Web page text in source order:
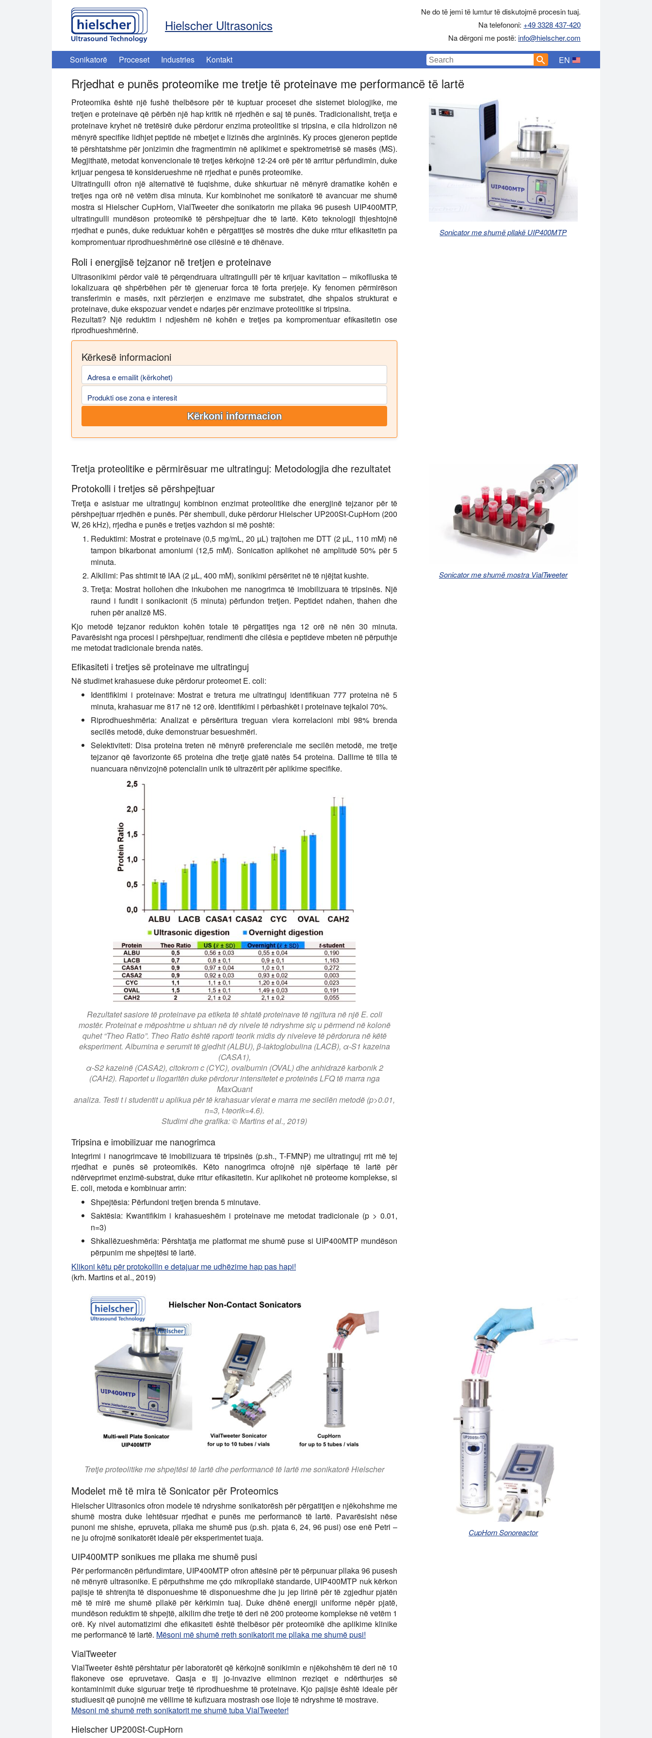
Hielscher Ultrasonics
Ne do të jemi të lumtur të diskutojmë procesin tuaj.
Na telefononi: +49 3328 437-420
Na dërgoni me postë: info@hielscher.com
Sonikatorë Proceset Industries Kontakt EN
Rrjedhat e punës proteomike me tretje të proteinave me performancë të lartë
Proteomika është një fushë thelbësore për të kuptuar proceset dhe sistemet biologjike, me
tretjen e proteinave që përbën një hap kritik në rrjedhën e saj të punës. Tradicionalisht, tretja e
proteinave kryhet në tretësirë duke përdorur enzima proteolitike si tripsina, e cila hidrolizon në
mënyrë specifike lidhjet peptide në mbetjet e lizinës dhe argininës. Ky proces gjeneron peptide
të përshtatshme për jonizimin dhe fragmentimin në aplikimet e spektrometrisë së masës (MS).
Megjithatë, metodat konvencionale të tretjes kërkojnë 12-24 orë për të arritur përfundimin, duke
krijuar pengesa të konsiderueshme në rrjedhat e punës proteomike.
Ultratingulli ofron një alternativë të fuqishme, duke shkurtuar në mënyrë dramatike kohën e
tretjes nga orë në vetëm disa minuta. Kur kombinohet me sonikatorë të avancuar me shumë
mostra si Hielscher CupHorn, VialTweeter dhe sonikatorin me pllaka 96 pusesh UIP400MTP,
ultratingulli mundëson proteomikë të përshpejtuar dhe të lartë. Këto teknologji thjeshtojnë
rrjedhat e punës, duke reduktuar kohën e përgatitjes së mostrës dhe duke rritur efikasitetin pa
kompromentuar riprodhueshmërinë ose cilësinë e të dhënave.
Roli i energjisë tejzanor në tretjen e proteinave
Ultrasonikimi përdor valë të përqendruara ultratingulli për të krijuar kavitation – mikoflluska të
lokalizuara që shpërbëhen për të gjeneruar forca të forta prerjeje. Ky fenomen përmirëson
transferimin e masës, nxit përzierjen e enzimave me substratet, dhe shpalos strukturat e
proteinave, duke ekspozuar vendet e ndarjes për enzimave proteolitike si tripsina.
Rezultati? Një reduktim i ndjeshëm në kohën e tretjes pa kompromentuar efikasitetin ose
riprodhueshmërinë.
Kërkesë informacioni
Adresa e emailit (kërkohet)
Produkti ose zona e interesit
Kërkoni informacion
Sonicator me shumë pllakë UIP400MTP
Tretja proteolitike e përmirësuar me ultratinguj: Metodologjia dhe rezultatet
Protokolli i tretjes së përshpejtuar
Tretja e asistuar me ultratinguj kombinon enzimat proteolitike dhe energjinë tejzanor për të
përshpejtuar rrjedhën e punës. Për shembull, duke përdorur Hielscher UP200St-CupHorn (200
W, 26 kHz), rrjedha e punës e tretjes vazhdon si më poshtë:
Reduktimi: Mostrat e proteinave (0,5 mg/mL, 20 µL) trajtohen me DTT (2 µL, 110 mM) në
tampon bikarbonat amoniumi (12,5 mM). Sonication aplikohet në amplitudë 50% për 5
minuta.
Alkilimi: Pas shtimit të IAA (2 µL, 400 mM), sonikimi përsëritet në të njëjtat kushte.
Tretja: Mostrat hollohen dhe inkubohen me nanogrimca të imobilizuara të tripsinës. Një
raund i fundit i sonikacionit (5 minuta) përfundon tretjen. Peptidet ndahen, thahen dhe
ruhen për analizë MS.
Kjo metodë tejzanor redukton kohën totale të përgatitjes nga 12 orë në nën 30 minuta.
Pavarësisht nga procesi i përshpejtuar, rendimenti dhe cilësia e peptideve mbeten në përputhje
me metodat tradicionale brenda natës.
Efikasiteti i tretjes së proteinave me ultratinguj
Në studimet krahasuese duke përdorur proteomet E. coli:
Identifikimi i proteinave: Mostrat e tretura me ultratinguj identifikuan 777 proteina në 5
minuta, krahasuar me 817 në 12 orë. Identifikimi i përbashkët i proteinave tejkaloi 70%.
Riprodhueshmëria: Analizat e përsëritura treguan vlera korrelacioni mbi 98% brenda
secilës metodë, duke demonstruar besueshmëri.
Selektiviteti: Disa proteina treten në mënyrë preferenciale me secilën metodë, me tretje
tejzanor që favorizonte 65 proteina dhe tretje gjatë natës 54 proteina. Dallime të tilla të
nuancuara nënvizojnë potencialin unik të ultrazërit për aplikime specifike.
Rezultatet sasiore të proteinave pa etiketa të shtatë proteinave të ngjitura në një E. coli
mostër. Proteinat e mëposhtme u shtuan në dy nivele të ndryshme siç u përmend në kolonë
quhet “Theo Ratio”. Theo Ratio është raporti teorik midis dy niveleve të përdorura në këtë
eksperiment. Albumina e serumit të gjedhit (ALBU), β-laktoglobulina (LACB), α-S1 kazeina
(CASA1),
α-S2 kazeinë (CASA2), citokrom c (CYC), ovalbumin (OVAL) dhe anhidrazë karbonik 2
(CAH2). Raportet u llogaritën duke përdorur intensitetet e proteinës LFQ të marra nga
MaxQuant
analiza. Testi t i studentit u aplikua për të krahasuar vlerat e marra me secilën metodë (p>0.01,
n=3, t-teorik=4.6).
Studimi dhe grafika: © Martins et al., 2019)
Tripsina e imobilizuar me nanogrimca
Integrimi i nanogrimcave të imobilizuara të tripsinës (p.sh., T-FMNP) me ultratinguj rrit më tej
rrjedhat e punës së proteomikës. Këto nanogrimca ofrojnë një sipërfaqe të lartë për
ndërveprimet enzimë-substrat, duke rritur efikasitetin. Kur aplikohet në proteome komplekse, si
E. coli, metoda e kombinuar arrin:
Shpejtësia: Përfundoni tretjen brenda 5 minutave.
Saktësia: Kwantifikim i krahasueshëm i proteinave me metodat tradicionale (p > 0.01,
n=3)
Shkallëzueshmëria: Përshtatja me platformat me shumë puse si UIP400MTP mundëson
përpunim me shpejtësi të lartë.
Klikoni këtu për protokollin e detajuar me udhëzime hap pas hapi!
(krh. Martins et al., 2019)
Sonicator me shumë mostra VialTweeter
Tretje proteolitike me shpejtësi të lartë dhe performancë të lartë me sonikatorë Hielscher
Modelet më të mira të Sonicator për Proteomics
Hielscher Ultrasonics ofron modele të ndryshme sonikatorësh për përgatitjen e njëkohshme me
shumë mostra duke lehtësuar rrjedhat e punës me performancë të lartë. Pavarësisht nëse
punoni me shishe, epruveta, pllaka me shumë pus (p.sh. pjata 6, 24, 96 pusi) ose enë Petri –
ne ju ofrojmë sonikatorët idealë për eksperimentet tuaja.
UIP400MTP sonikues me pllaka me shumë pusi
Për performancën përfundimtare, UIP400MTP ofron aftësinë për të përpunuar pllaka 96 pusesh
në mënyrë ultrasonike. E përputhshme me çdo mikropllakë standarde, UIP400MTP nuk kërkon
pajisje të shtrenjta të disponueshme të disponueshme dhe ju jep lirinë për të zgjedhur pjatën
më të mirë me shumë pllakë për kërkimin tuaj. Duke dhënë energji uniforme nëpër pjatë,
mundëson reduktim të shpejtë, alkilim dhe tretje të deri në 200 proteome komplekse në vetëm 1
orë. Ky nivel automatizimi dhe efikasiteti është thelbësor për proteomikë dhe aplikime klinike
me performancë të lartë. Mësoni më shumë rreth sonikatorit me pllaka me shumë pusi!
VialTweeter
VialTweeter është përshtatur për laboratorët që kërkojnë sonikimin e njëkohshëm të deri në 10
flakoneve ose epruvetave. Qasja e tij jo-invazive eliminon rreziqet e ndërthurjes së
kontaminimit duke siguruar tretje të riprodhueshme të proteinave. Kjo pajisje është ideale për
studiuesit që punojnë me vëllime të kufizuara mostrash ose lloje të ndryshme të mostrave.
Mësoni më shumë rreth sonikatorit me shumë tuba VialTweeter!
Hielscher UP200St-CupHorn
CupHorn Sonoreactor